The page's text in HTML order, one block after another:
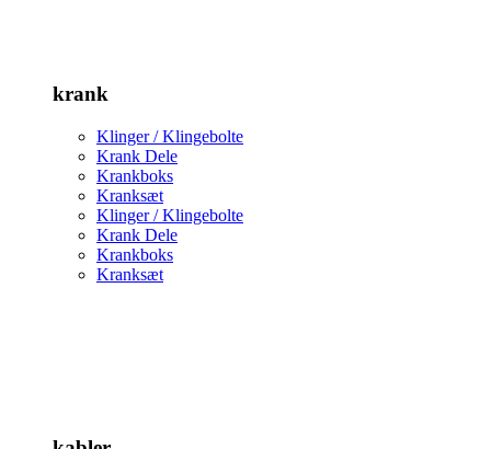
krank
Klinger / Klingebolte
Krank Dele
Krankboks
Kranksæt
Klinger / Klingebolte
Krank Dele
Krankboks
Kranksæt